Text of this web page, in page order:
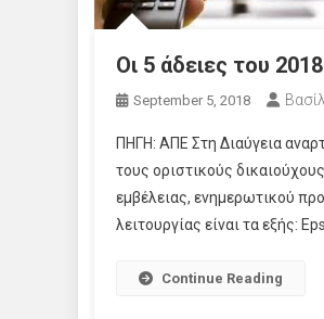
Οι 5 άδειες του 2018
September 5, 2018
ΠΗΓΗ: ΑΠΕ Στη Διαύγεια
τους οριστικούς
εμβέλειας, ενημερωτικού
λειτουργίας είναι τα εξής:
Continue Reading